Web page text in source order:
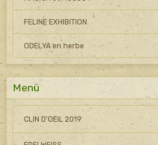
FELINE EXHIBITION
ODELYA en herbe
Menü
CLIN D'OEIL 2019